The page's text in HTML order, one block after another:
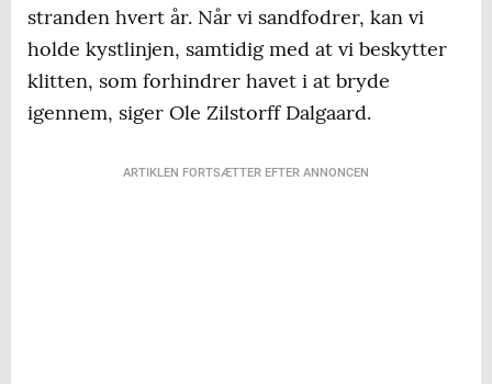
stranden hvert år. Når vi sandfodrer, kan vi
holde kystlinjen, samtidig med at vi beskytter
klitten, som forhindrer havet i at bryde
igennem, siger Ole Zilstorff Dalgaard.
ARTIKLEN FORTSÆTTER EFTER ANNONCEN